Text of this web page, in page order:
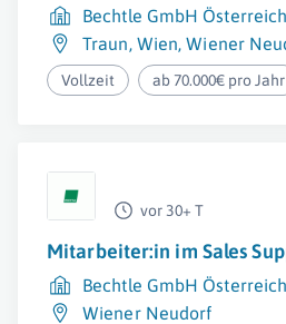
Bechtle GmbH Österreich
Traun, Wien,Wiener
Vollzeit ab 70.000€ pro Jahr
vor 30+ T
Mitarbeiter:in im Sales
Bechtle GmbH Österreich
Wiener Neudorf